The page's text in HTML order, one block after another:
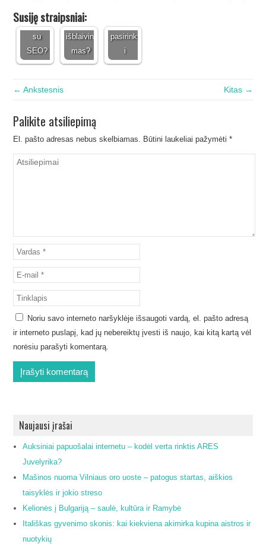
Susiję straipsniai:
sėkmę
su
SEO?
vyksta
išblaivini
mas?
pasirinkt
i
← Ankstesnis Kitas →
Palikite atsiliepimą
El. pašto adresas nebus skelbiamas. Būtini laukeliai pažymėti*
Noriu savo interneto naršyklėje išsaugoti vardą, el. pašto adresą
ir interneto puslapį, kad jų nebereiktų įvesti iš naujo, kai kitą kartą vėl
norėsiu parašyti komentarą.
Naujausi įrašai
Auksiniai papuošalai internetu – kodėl verta rinktis ARES
Juvelyrika?
Mašinos nuoma Vilniaus oro uoste – patogus startas, aiškios
taisyklės ir jokio streso
Kelionės į Bulgariją – saulė, kultūra ir Ramybė
Itališkas gyvenimo skonis: kai kiekviena akimirka kupina aistros ir
nuotykių